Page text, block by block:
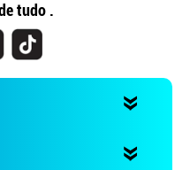
tudo .